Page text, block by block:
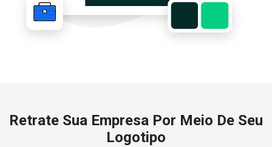
Retrate Sua Empresa Por Meio De Seu
Logotipo